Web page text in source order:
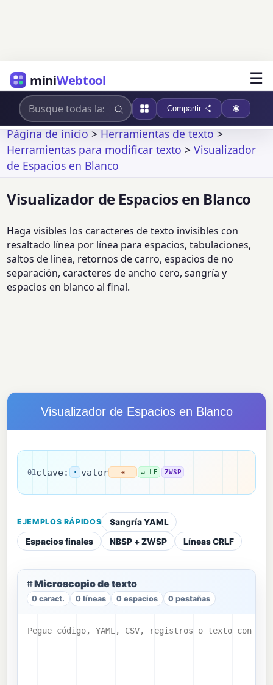
miniWebtool ☰
Compartir
Página de inicio>Herramientas de texto>
Herramientas para modificar texto >Visualizador
de Espacios en Blanco
Visualizador de Espacios en Blanco
Haga visibles los caracteres de texto invisibles con
resaltado línea por línea para espacios, tabulaciones,
saltos de línea, retornos de carro, espacios de no
separación, caracteres de ancho cero, sangría y
espacios en blanco al final.
Visualizador de Espacios en Blanco
01 clave: · valor ⇥ ↵ LF ZWSP
EJEMPLOS RÁPIDOS
Sangría YAML
Espacios finales
NBSP + ZWSP Líneas CRLF
⌗ Microscopio de texto
0 caract. 0 líneas 0 espacios 0 pestañas